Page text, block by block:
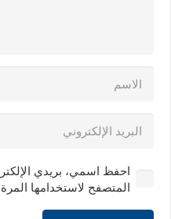
احفظ اسمي، بريدي
المتصفح لاستخدامها